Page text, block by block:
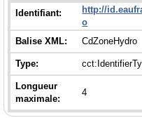
Identifiant:
http://
o
Balise XML:
CdZoneHydro
Type:
Longueur
maximale:
4